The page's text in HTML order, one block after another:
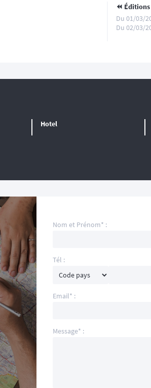
⏪️ Éditions
Du 01/03/
Du 02/03/
Hotel
Nom et Prénom* :
Tél :
Email* :
Message* :